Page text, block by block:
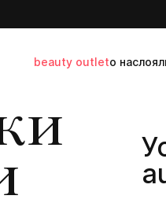
beauty outletо нас